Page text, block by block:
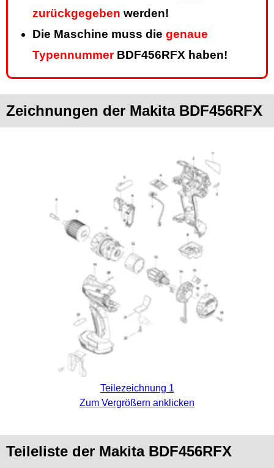
zurückgegeben werden!
Die Maschine muss die genaue
TypennummerBDF456RFX haben!
Zeichnungen der Makita BDF456RFX
Teilezeichnung 1
Zum Vergrößern anklicken
Teileliste der Makita BDF456RFX